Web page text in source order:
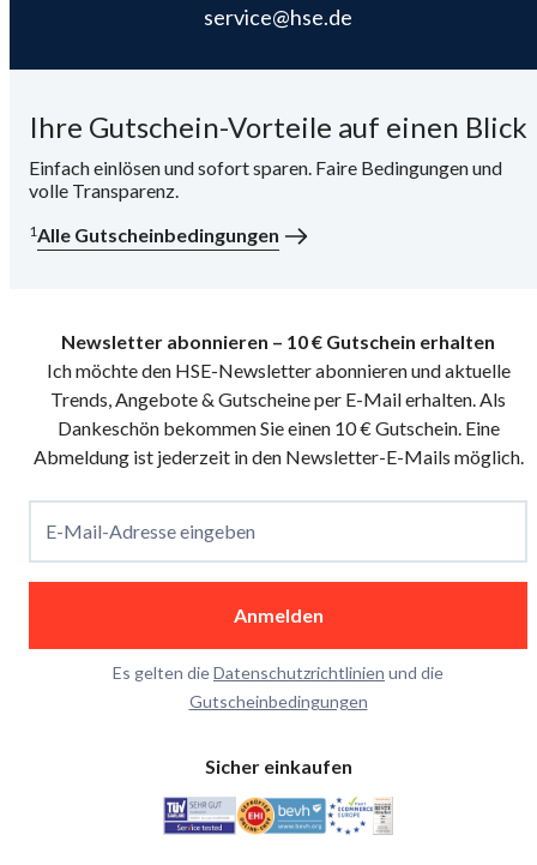
service@hse.de
Ihre Gutschein-Vorteile auf einen Blick
Einfach einlösen und sofort sparen. Faire Bedingungen und
volle Transparenz.
1Alle Gutscheinbedingungen
Newsletter abonnieren – 10 € Gutschein erhalten
Ich möchte den HSE-Newsletter abonnieren und aktuelle
Trends, Angebote & Gutscheine per E-Mail erhalten. Als
Dankeschön bekommen Sie einen 10 € Gutschein. Eine
Abmeldung ist jederzeit in den Newsletter-E-Mails möglich.
E-Mail-Adresse eingeben
Anmelden
Es gelten dieDatenschutzrichtlinien und die
Gutscheinbedingungen
Sicher einkaufen